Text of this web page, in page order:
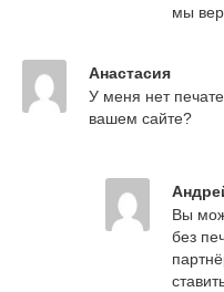
мы
Анастасия
У меня нет
вашем сайте?
Вы
без